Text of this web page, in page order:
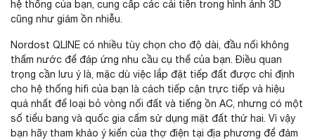
hệ thống của bạn, cung cấp các cải tiến trong hình ảnh 3D
cũng như giảm ồn nhiễu.
Nordost QLINE có nhiều tùy chọn cho độ dài, đầu nối không
thấm nước để đáp ứng nhu cầu cụ thể của bạn. Điều quan
trọng cần lưu ý là, mặc dù việc lắp đặt tiếp đất được chỉ định
cho hệ thống hifi của bạn là cách tiếp cận trực tiếp và hiệu
quả nhất để loại bỏ vòng nối đất và tiếng ồn AC, nhưng có một
số tiểu bang và quốc gia cấm sử dụng mặt đất thứ hai. Vì vậy
bạn hãy tham khảo ý kiến của thợ điện tại địa phương để đảm